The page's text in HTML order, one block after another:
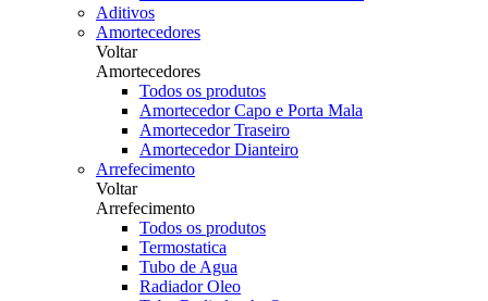
Aditivos
Amortecedores
Voltar
Amortecedores
Todos os produtos
Amortecedor Capo e Porta Mala
Amortecedor Traseiro
Amortecedor Dianteiro
Arrefecimento
Voltar
Arrefecimento
Todos os produtos
Termostatica
Tubo de Agua
Radiador Oleo